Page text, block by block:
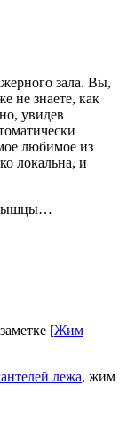
зала. Вы,
не знаете, как
увидев
любимое из
локальна, и
мышцы…
[Жим
лежа, жим